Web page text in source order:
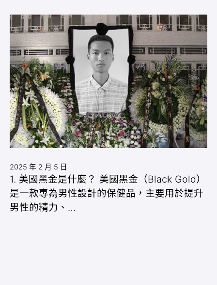
2025 年 2 月 5 日
1. 美國黑金是什麼？ 美國黑金（Black Gold）
是一款專為男性設計的保健品，主要用於提升
男性的精力、…